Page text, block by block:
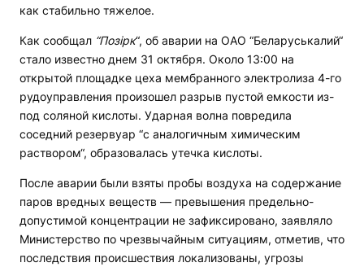
как стабильно тяжелое.
Как сообщал “Позірк“, об аварии на ОАО “Беларуськалий“
стало известно днем 31 октября. Около 13:00 на
открытой площадке цеха мембранного электролиза 4-го
рудоуправления произошел разрыв пустой емкости из-
под соляной кислоты. Ударная волна повредила
соседний резервуар “с аналогичным химическим
раствором“, образовалась утечка кислоты.
После аварии были взяты пробы воздуха на содержание
паров вредных веществ — превышения предельно-
допустимой концентрации не зафиксировано, заявляло
Министерство по чрезвычайным ситуациям, отметив, что
последствия происшествия локализованы, угрозы